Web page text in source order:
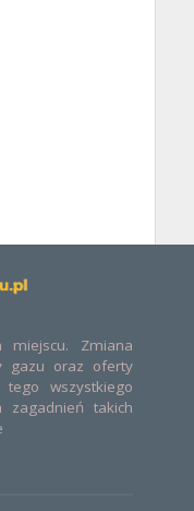
miejscu. Zmiana
gazu oraz oferty
wszystkiego
zagadnień takich